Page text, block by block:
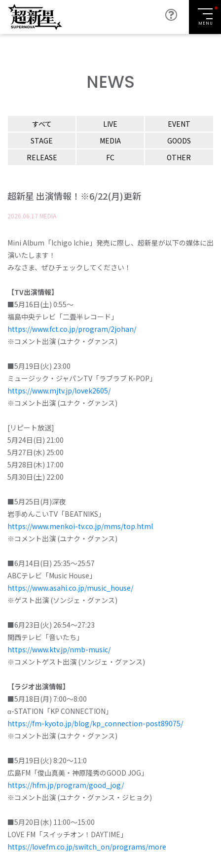
MENU
NEWS
すべて LIVE
EVENT
STAGE
MEDIA
GOODS
RELEASE
FC OTHER
超新星 出演情報！※6/22(月)更新
2026.06.17 MEDIA
Mini Album「Ichigo Ichie」発売に際し、超新星が以下の媒体に出
演いたします！
みなさま、ぜひチェックしてください！
【TV出演情報】
■5月16日(土) 0:55～
福島中央テレビ「二畳半レコード」
https://www.fct.co.jp/program/2johan/
※コメント出演 (ユナク・グァンス)
■5月19日(火) 23:00
ミュージック・ジャパンTV「ラブラブ K-POP」
https://www.mjtv.jp/lovek2605/
※コメント出演 (ユナク・グァンス)
[リピート放送]
5月24日(日) 21:00
5月27日(水) 25:00
5月28日(木) 17:00
5月30日(土) 22:00
■5月25日(月)深夜
岩手めんこいTV「BEATNIKS」
https://www.menkoi-tv.co.jp/mms/top.html
※コメント出演 (ユナク・グァンス)
■6月14日(日) 25:35～25:57
ABCテレビ「Music House」
https://www.asahi.co.jp/music_house/
※ゲスト出演 (ソンジェ・グァンス)
■6月23日(火) 26:54～27:23
関西テレビ「音いたち」
https://www.ktv.jp/nmb-music/
※コメントゲスト出演 (ソンジェ・グァンス)
【ラジオ出演情報】
■5月18日(月) 7:00～8:00
α-STATION「KP CONNECTION」
https://fm-kyoto.jp/blog/kp_connection-post89075/
※コメント出演 (ユナク・グァンス)
■5月19日(火) 8:20～11:0
広島FM「俊山真美・神原隆秀のGOOD JOG」
https://hfm.jp/program/good_jog/
※コメント出演 (ユナク・グァンス・ジヒョク)
■5月20日(水) 11:00～15:00
LOVE FM「スイッチオン！DAYTIME」
https://lovefm.co.jp/switch_on/programs/more